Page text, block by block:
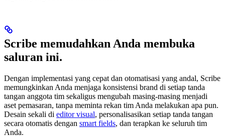
Scribe memudahkan Anda membuka
saluran ini.
Dengan implementasi yang cepat dan otomatisasi yang andal, Scribe
memungkinkan Anda menjaga konsistensi brand di setiap tanda
tangan anggota tim sekaligus mengubah masing-masing menjadi
aset pemasaran, tanpa meminta rekan tim Anda melakukan apa pun.
Desain sekali di editor visual, personalisasikan setiap tanda tangan
secara otomatis dengan smart fields, dan terapkan ke seluruh tim
Anda.